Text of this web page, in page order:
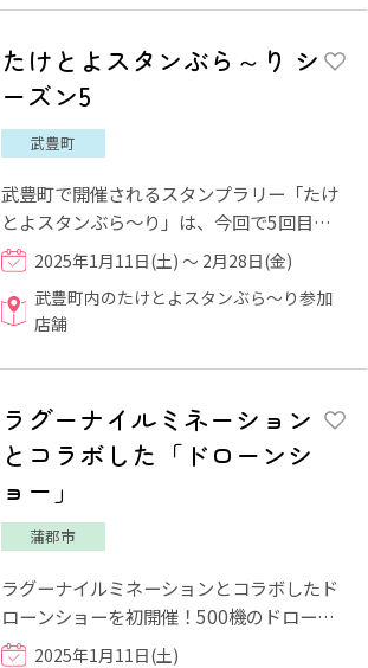
たけとよスタンぶら～り シ
ーズン5
武豊町
武豊町で開催されるスタンプラリー「たけ
とよスタンぶら～り」は、今回で5回目！
武豊町内のスタンプラリー参加店舗で飲
食・商品購入をして、店舗ご...
2025年1月11日(土) ～ 2月28日(金)
武豊町内のたけとよスタンぶら～り参加
店舗
ラグーナイルミネーション
とコラボした「ドローンシ
ョー」
蒲郡市
ラグーナイルミネーションとコラボしたド
ローンショーを初開催！500機のドローン
をラグナシア園内方向に向けて打ち上げ、
2025年1月11日(土)